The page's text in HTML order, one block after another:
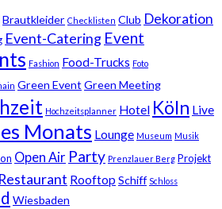
Brautkleider Checklisten Club Dekoration
Event-Catering Event
Fashion Food-Trucks Foto
Green EventGreen Meeting
Hochzeitsplanner Hotel Köln Live
Monats Lounge Museum Musik
Open Air Party Prenzlauer Berg Projekt
Restaurant Rooftop Schiff Schloss
Wiesbaden